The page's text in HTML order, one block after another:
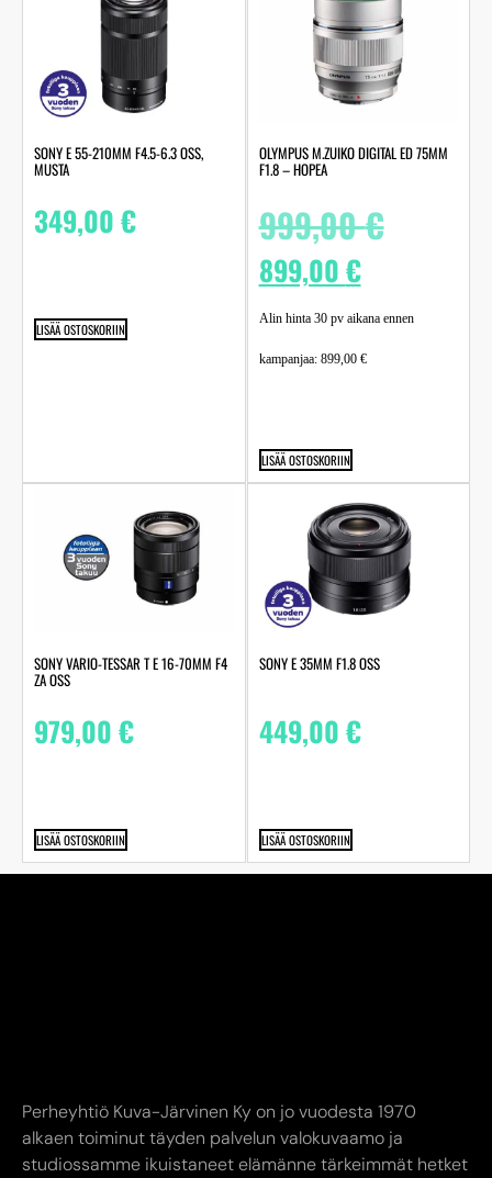
SONY E 55-210MM F4.5-6.3 OSS,
MUSTA
349,00€
LISÄÄ OSTOSKORIIN
OLYMPUS M.ZUIKO DIGITAL ED 75MM
F1.8 – HOPEA
999,00€
899,00€
Alin hinta 30 pv aikana ennen
kampanjaa: 899,00 €
LISÄÄ OSTOSKORIIN
SONY VARIO-TESSAR T E 16-70MM F4
ZA OSS
979,00€
LISÄÄ OSTOSKORIIN
SONY E 35MM F1.8 OSS
449,00€
LISÄÄ OSTOSKORIIN
Perheyhtiö Kuva-Järvinen Ky on jo vuodesta 1970
alkaen toiminut täyden palvelun valokuvaamo ja
studiossamme ikuistaneet elämänne tärkeimmät hetket